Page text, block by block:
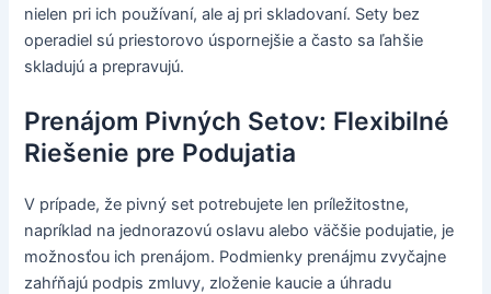
nielen pri ich používaní, ale aj pri skladovaní. Sety bez
operadiel sú priestorovo úspornejšie a často sa ľahšie
skladujú a prepravujú.
Prenájom Pivných Setov: Flexibilné
Riešenie pre Podujatia
V prípade, že pivný set potrebujete len príležitostne,
napríklad na jednorazovú oslavu alebo väčšie podujatie, je
možnosťou ich prenájom. Podmienky prenájmu zvyčajne
zahŕňajú podpis zmluvy, zloženie kaucie a úhradu